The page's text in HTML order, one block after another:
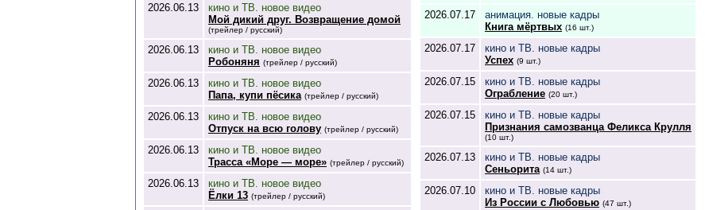
2026.06.13
кино и ТВ. новое видео
Мой дикий друг. Возвращение домой
(трейлер / русский)
2026.06.13
кино и ТВ. новое видео
Робоняня (трейлер / русский)
2026.06.13
кино и ТВ. новое видео
Папа, купи пёсика (трейлер / русский)
2026.06.13
кино и ТВ. новое видео
Отпуск на всю голову (трейлер / русский)
2026.06.13
кино и ТВ. новое видео
Трасса «Море — море» (трейлер / русский)
2026.06.13
кино и ТВ. новое видео
Ёлки 13 (трейлер / русский)
2026.07.17
анимация. новые кадры
Книга мёртвых (16 шт.)
2026.07.17
кино и ТВ. новые кадры
Успех (9 шт.)
2026.07.15
кино и ТВ. новые кадры
Ограбление (20 шт.)
2026.07.15
кино и ТВ. новые кадры
Признания самозванца Феликса Крулля
(10 шт.)
2026.07.13
кино и ТВ. новые кадры
Сеньорита (14 шт.)
2026.07.10
кино и ТВ. новые кадры
Из России с Любовью (47 шт.)